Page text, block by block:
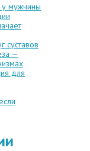
у мужчины
—
для